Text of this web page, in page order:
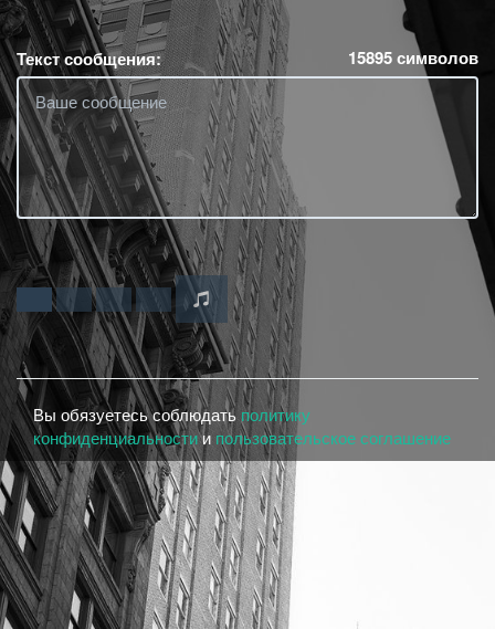
Текст сообщения: 15895символов
Вы обязуетесь соблюдать политику
конфиденциальностии пользовательское соглашение